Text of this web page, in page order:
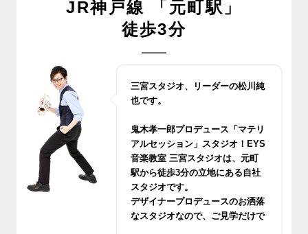
JR神戸線 「元町駅」
徒歩3分
三宮スタジオ、リーダーの松川純
也です。
鬼木孝一郎プロデュース「マテリ
アルセッション」スタジオ！EYS
音楽教室 三宮スタジオは、元町
駅から徒歩3分の立地にある自社
スタジオです。
デザイナープロデュースのお洒落
なスタジオなので、ご見学だけで